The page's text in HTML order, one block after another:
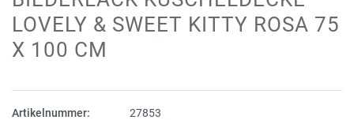
LOVELY & SWEET KITTY ROSA 75
X 100 CM
Artikelnummer:
27853